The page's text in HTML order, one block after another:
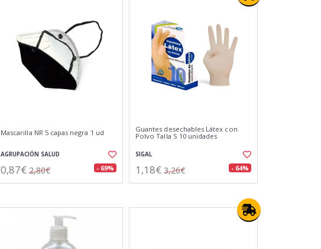
Mascarilla NR 5 capas negra 1 ud
AGRUPACIÓN SALUD
0,87€ 2,80€ - 69%
Guantes desechables Látex con
Polvo Talla S 10 unidades
SIGAL
1,18€ 3,26€ - 64%